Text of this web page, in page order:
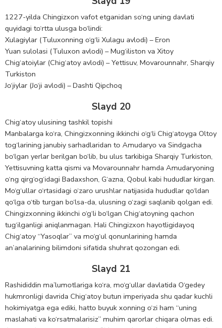
1227-yilda Chingizxon vafot etganidan so‘ng uning davlati
quyidagi to‘rtta ulusga bo‘lindi:
Xulagiylar (Tuluxonning o‘g‘li Xulagu avlodi) – Eron
Yuan sulolasi (Tuluxon avlodi) – Mug‘iliston va Xitoy
Chig‘atoiylar (Chig‘atoy avlodi) – Yettisuv, Movarounnahr, Sharqiy
Turkiston
Jo‘jiylar (Jo‘ji avlodi) – Dashti Qipchoq
Slayd 20
Chig‘atoy ulusining tashkil topishi
Manbalarga ko‘ra, Chingizxonning ikkinchi o‘g‘li Chig‘atoyga Oltoy
tog‘larining janubiy sarhadlaridan to Amudaryo va Sindgacha
bo‘lgan yerlar berilgan bo‘lib, bu ulus tarkibiga Sharqiy Turkiston,
Yettisuvning katta qismi va Movarounnahr hamda Amudaryoning
o‘ng qirg‘og‘idagi Badaxshon, G‘azna, Qobul kabi hududlar kirgan.
Mo‘g‘ullar o‘rtasidagi o‘zaro urushlar natijasida hududlar qo‘ldan
qo‘lga o‘tib turgan bo‘lsa-da, ulusning o‘zagi saqlanib qolgan edi.
Chingizxonning ikkinchi o‘g‘li bo‘lgan Chig‘atoyning qachon
tug‘ilganligi aniqlanmagan. Hali Chingizxon hayotligidayoq
Chig‘atoy “Yasoqlar” va mo‘g‘ul qonunlarining hamda
an’analarining bilimdoni sifatida shuhrat qozongan edi.
Slayd 21
Rashididdin ma’lumotlariga ko‘ra, mo‘g‘ullar davlatida O‘gedey
hukmronligi davrida Chig‘atoy butun imperiyada shu qadar kuchli
hokimiyatga ega ediki, hatto buyuk xonning o‘zi ham “uning
maslahati va ko‘rsatmalarisiz” muhim qarorlar chiqara olmas edi.